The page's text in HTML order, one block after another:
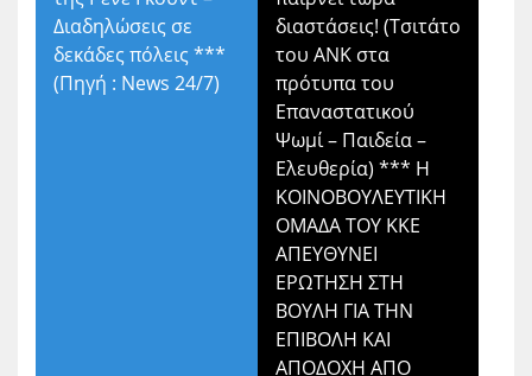
Διαδηλώσεις σε
δεκάδες πόλεις ***
(Πηγή : News 24/7)
διαστάσεις! (Τσιτάτο
του ΑΝΚ στα
πρότυπα του
Επαναστατικού
Ψωμί – Παιδεία –
Ελευθερία) *** Η
ΚΟΙΝΟΒΟΥΛΕΥΤΙΚΗ
ΟΜΑΔΑ ΤΟΥ ΚΚΕ
ΑΠΕΥΘΥΝΕΙ
ΕΡΩΤΗΣΗ ΣΤΗ
ΒΟΥΛΗ ΓΙΑ ΤΗΝ
ΕΠΙΒΟΛΗ ΚΑΙ
ΑΠΟΔΟΧΗ ΑΠΟ